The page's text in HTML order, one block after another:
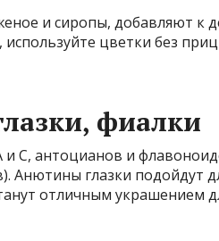
и сиропы, добавляют к
используйте цветки без
фиалки
C, антоцианов и
Анютины глазки
отличным украшением